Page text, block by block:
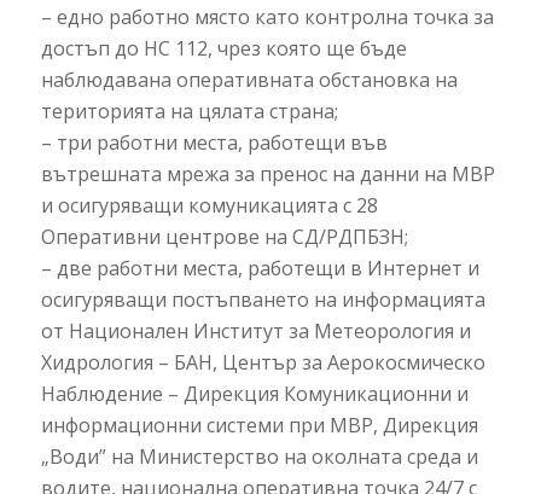
– едно работно място като контролна точка за
достъп до НС 112, чрез която ще бъде
наблюдавана оперативната обстановка на
територията на цялата страна;
– три работни места, работещи във
вътрешната мрежа за пренос на данни на МВР
и осигуряващи комуникацията с 28
Оперативни центрове на СД/РДПБЗН;
– две работни места, работещи в Интернет и
осигуряващи постъпването на информацията
от Национален Институт за Метеорология и
Хидрология – БАН, Център за Аерокосмическо
Наблюдение – Дирекция Комуникационни и
информационни системи при МВР, Дирекция
„Води” на Министерство на околната среда и
водите, национална оперативна точка 24/7 с